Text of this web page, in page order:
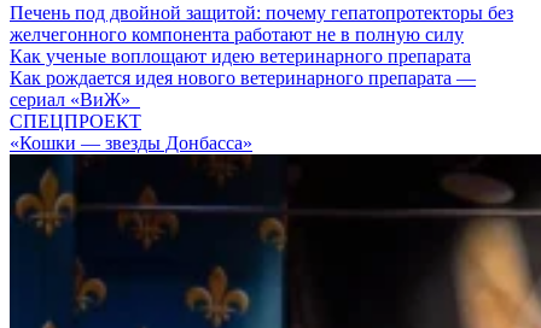
Печень под двойной защитой: почему гепатопротекторы без
желчегонного компонента работают не в полную силу
Как ученые воплощают идею ветеринарного препарата
Как рождается идея нового ветеринарного препарата —
сериал «ВиЖ»
СПЕЦПРОЕКТ
«Кошки — звезды Донбасса»